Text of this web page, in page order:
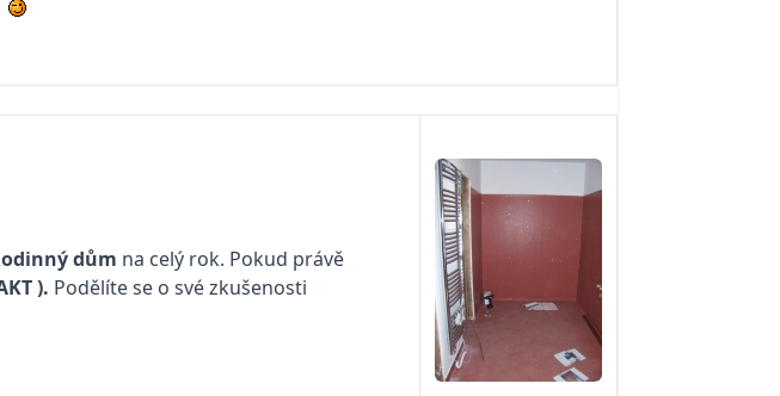
dům na celý rok. Pokud právě
). Podělíte se o své zkušenosti